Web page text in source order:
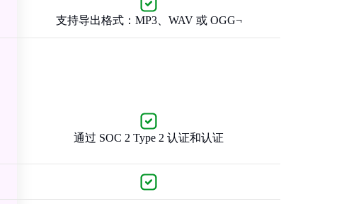
支持导出格式：MP3、WAV 或 OGG¬
通过 SOC 2 Type 2 认证和认证